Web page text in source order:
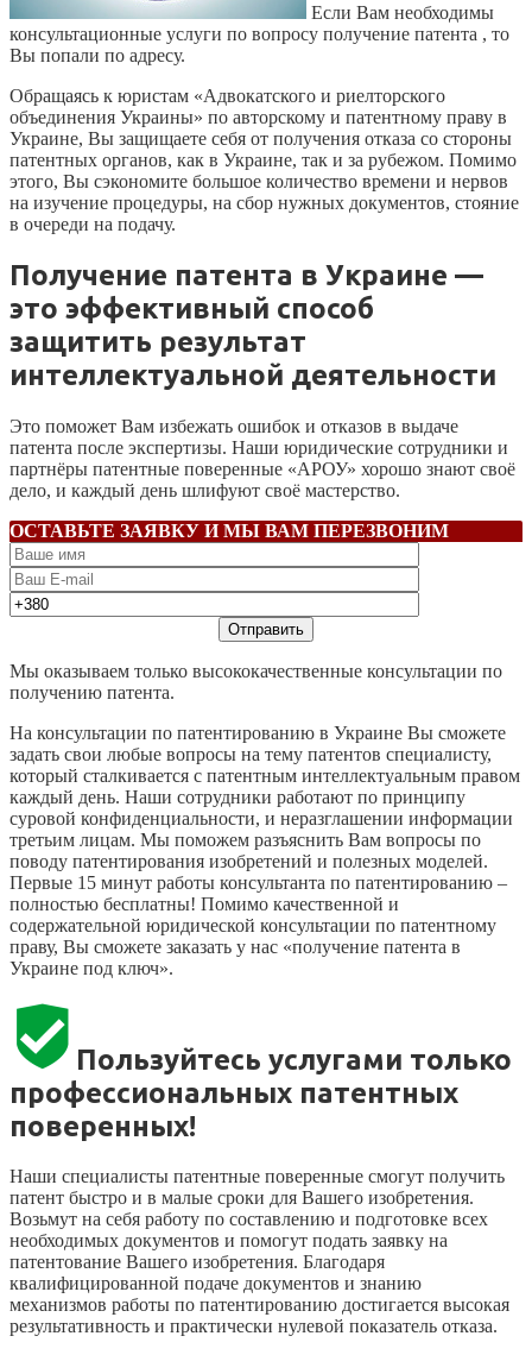
Если Вам необходимы
консультационные услуги по вопросу получение патента , то
Вы попали по адресу.
Обращаясь к юристам «Адвокатского и риелторского
объединения Украины» по авторскому и патентному праву в
Украине, Вы защищаете себя от получения отказа со стороны
патентных органов, как в Украине, так и за рубежом. Помимо
этого, Вы сэкономите большое количество времени и нервов
на изучение процедуры, на сбор нужных документов, стояние
в очереди на подачу.
Получение патента в Украине —
это эффективный способ
защитить результат
интеллектуальной деятельности
Это поможет Вам избежать ошибок и отказов в выдаче
патента после экспертизы. Наши юридические сотрудники и
партнёры патентные поверенные «АРОУ» хорошо знают своё
дело, и каждый день шлифуют своё мастерство.
ОСТАВЬТЕ ЗАЯВКУ И МЫ ВАМ ПЕРЕЗВОНИМ
Мы оказываем только высококачественные консультации по
получению патента.
На консультации по патентированию в Украине Вы сможете
задать свои любые вопросы на тему патентов специалисту,
который сталкивается с патентным интеллектуальным правом
каждый день. Наши сотрудники работают по принципу
суровой конфиденциальности, и неразглашении информации
третьим лицам. Мы поможем разъяснить Вам вопросы по
поводу патентирования изобретений и полезных моделей.
Первые 15 минут работы консультанта по патентированию –
полностью бесплатны! Помимо качественной и
содержательной юридической консультации по патентному
праву, Вы сможете заказать у нас «получение патента в
Украине под ключ».
Пользуйтесь услугами только
профессиональных патентных
поверенных!
Наши специалисты патентные поверенные смогут получить
патент быстро и в малые сроки для Вашего изобретения.
Возьмут на себя работу по составлению и подготовке всех
необходимых документов и помогут подать заявку на
патентование Вашего изобретения. Благодаря
квалифицированной подаче документов и знанию
механизмов работы по патентированию достигается высокая
результативность и практически нулевой показатель отказа.